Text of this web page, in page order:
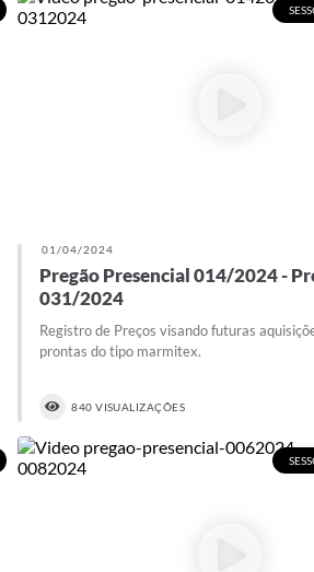
01/04/2024
Pregão Presencial 014/2024 -
031/2024
Registro de Preços visando futuras
prontas do tipo marmitex.
840 VISUALIZAÇÕES